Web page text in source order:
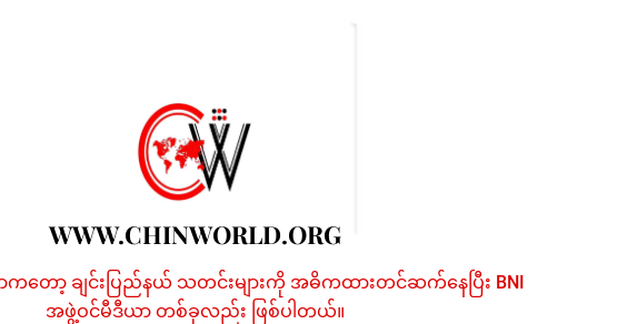
WWW.CHINWORLD.ORG
ာကတော့ ချင်းပြည်နယ် သတင်းများကို အဓိကထားတင်ဆက်နေပြီး BNI
အဖွဲ့ဝင်မီဒီယာ တစ်ခုလည်း ဖြစ်ပါတယ်။